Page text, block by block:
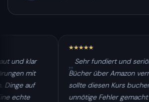
Sehr fundiert und seriös. Wer
Bücher über Amazon vermarktet,
sollte diesen Kurs buchen, bevor
unnötige Fehler gemacht werden.